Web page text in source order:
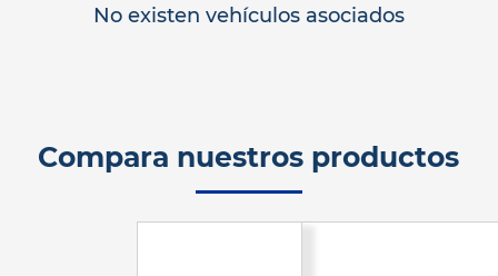
No existen vehículos asociados
Compara nuestros productos